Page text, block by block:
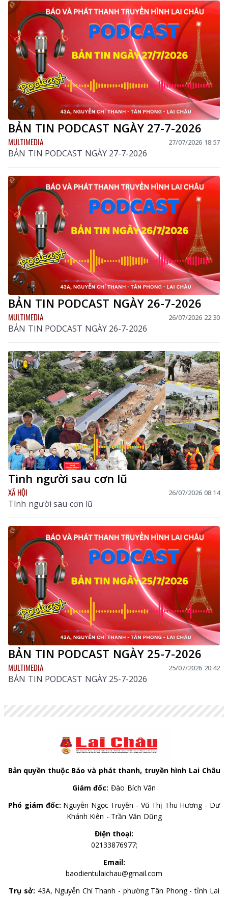
BẢN TIN PODCAST NGÀY 27-7-2026
MULTIMEDIA 27/07/2026 18:57
BẢN TIN PODCAST NGÀY 27-7-2026
BẢN TIN PODCAST NGÀY 26-7-2026
MULTIMEDIA 26/07/2026 22:30
BẢN TIN PODCAST NGÀY 26-7-2026
Tình người sau cơn lũ
XÃ HỘI 26/07/2026 08:14
Tình người sau cơn lũ
BẢN TIN PODCAST NGÀY 25-7-2026
MULTIMEDIA 25/07/2026 20:42
BẢN TIN PODCAST NGÀY 25-7-2026
Bản quyền thuộc Báo và phát thanh, truyền hình Lai Châu
Giám đốc: Đào Bích Vân
Phó giám đốc: Nguyễn Ngọc Truyền - Vũ Thị Thu Hương - Dư
Khánh Kiên - Trần Văn Dũng
Điện thoại:
02133876977;
Email:
baodientulaichau@gmail.com
Trụ sở: 43A, Nguyễn Chí Thanh - phường Tân Phong - tỉnh Lai